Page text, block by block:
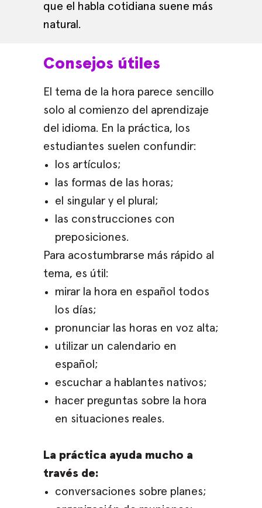
que el habla cotidiana suene más
natural.
Consejos útiles
El tema de la hora parece sencillo
solo al comienzo del aprendizaje
del idioma. En la práctica, los
estudiantes suelen confundir:
los artículos;
las formas de las horas;
el singular y el plural;
las construcciones con
preposiciones.
Para acostumbrarse más rápido al
tema, es útil:
mirar la hora en español todos
los días;
pronunciar las horas en voz alta;
utilizar un calendario en
español;
escuchar a hablantes nativos;
hacer preguntas sobre la hora
en situaciones reales.
La práctica ayuda mucho a
través de:
conversaciones sobre planes;